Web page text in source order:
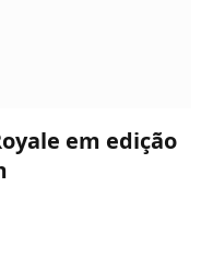
em edição